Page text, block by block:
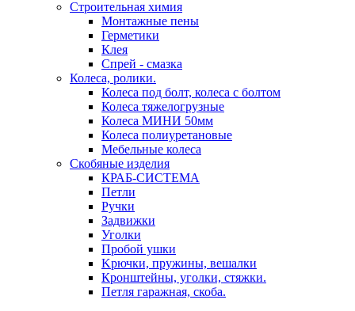
Строительная химия
Монтажные пены
Герметики
Клея
Спрей - смазка
Колеса, ролики.
Колеса под болт, колеса с болтом
Колеса тяжелогрузные
Колеса МИНИ 50мм
Колеса полиуретановые
Мебельные колеса
Скобяные изделия
КРАБ-СИСТЕМА
Петли
Ручки
Задвижки
Уголки
Пробой ушки
Kрючки, пружины, вешалки
Кронштейны, уголки, стяжки.
Петля гаражная, скоба.